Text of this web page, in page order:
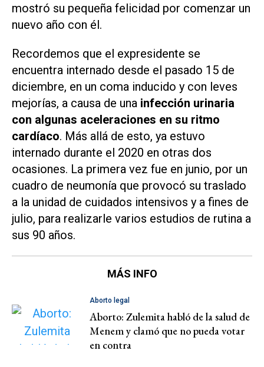
mostró su pequeña felicidad por comenzar un
nuevo año con él.
Recordemos que el expresidente se
encuentra internado desde el pasado 15 de
diciembre, en un coma inducido y con leves
mejorías, a causa de una infección urinaria
con algunas aceleraciones en su ritmo
cardíaco. Más allá de esto, ya estuvo
internado durante el 2020 en otras dos
ocasiones. La primera vez fue en junio, por un
cuadro de neumonía que provocó su traslado
a la unidad de cuidados intensivos y a fines de
julio, para realizarle varios estudios de rutina a
sus 90 años.
MÁS INFO
Aborto legal
Aborto: Zulemita habló de la salud de
Menem y clamó que no pueda votar
en contra